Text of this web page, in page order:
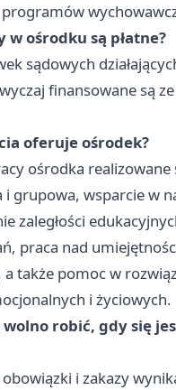
w ośrodku są płatne?
sądowych
finansowane są
oferuje ośrodek?
ośrodka realizowane
grupowa, wsparcie w
zaległości
praca nad
a także pomoc w
i życiowych.
wolno robić, gdy się
obowiązki i zakazy